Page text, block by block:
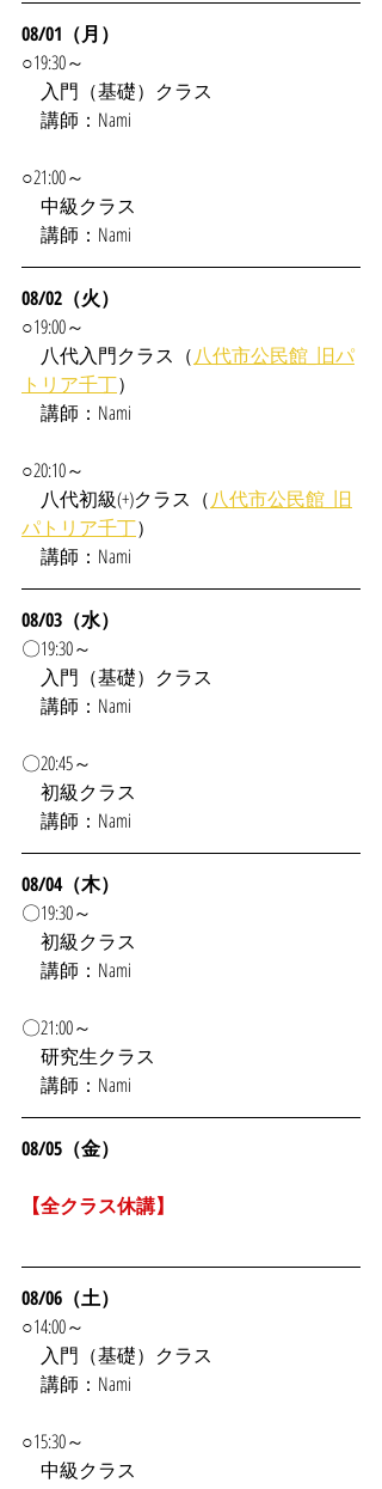
08/01（月）
○19:30～
入門（基礎）クラス
講師：Nami
○21:00～
中級クラス
講師：Nami
08/02（火）
○19:00～
八代入門クラス（八代市公民館_旧パ
トリア千丁）
講師：Nami
○20:10～
八代初級(+)クラス（八代市公民館_旧
パトリア千丁）
講師：Nami
08/03（水）
〇19:30～
入門（基礎）クラス
講師：Nami
〇20:45～
初級クラス
講師：Nami
08/04（木）
〇19:30～
初級クラス
講師：Nami
〇21:00～
研究生クラス
講師：Nami
08/05（金）
【全クラス休講】
08/06（土）
○14:00～
入門（基礎）クラス
講師：Nami
○15:30～
中級クラス